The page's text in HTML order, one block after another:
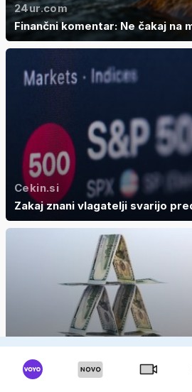
24ur.com
Finančni komentar: Ne čakaj na
Cekin.si
Zakaj znani vlagatelji svarijo
24ur.com